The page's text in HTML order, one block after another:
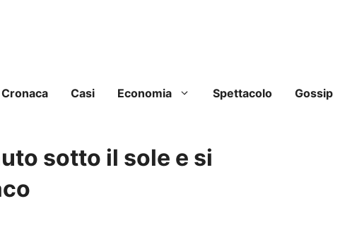
Cronaca Casi Economia Spettacolo Gossip
sotto il sole e si